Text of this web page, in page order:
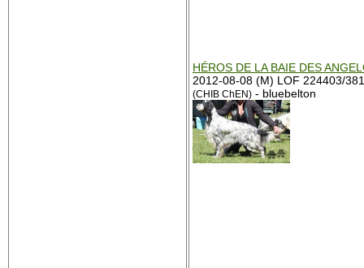
HÉROS DE LA BAIE DES
2012-08-08 (M) LOF 224403/
(CHIB ChEN) - bluebelton